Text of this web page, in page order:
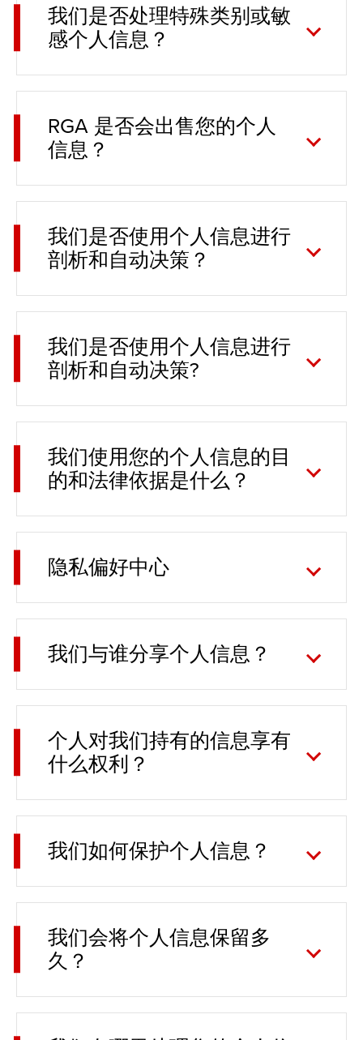
我们是否处理特殊类别或敏
感个人信息？
RGA 是否会出售您的个人
信息？
我们是否使用个人信息进行
剖析和自动决策？
我们是否使用个人信息进行
剖析和自动决策?
我们使用您的个人信息的目
的和法律依据是什么？
隐私偏好中心
我们与谁分享个人信息？
个人对我们持有的信息享有
什么权利？
我们如何保护个人信息？
我们会将个人信息保留多
久？